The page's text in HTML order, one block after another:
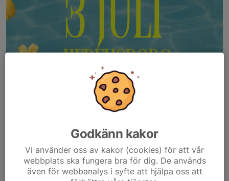
Godkänn kakor
Vi använder oss av kakor (cookies) för att vår
webbplats ska fungera bra för dig. De används
även för webbanalys i syfte att hjälpa oss att